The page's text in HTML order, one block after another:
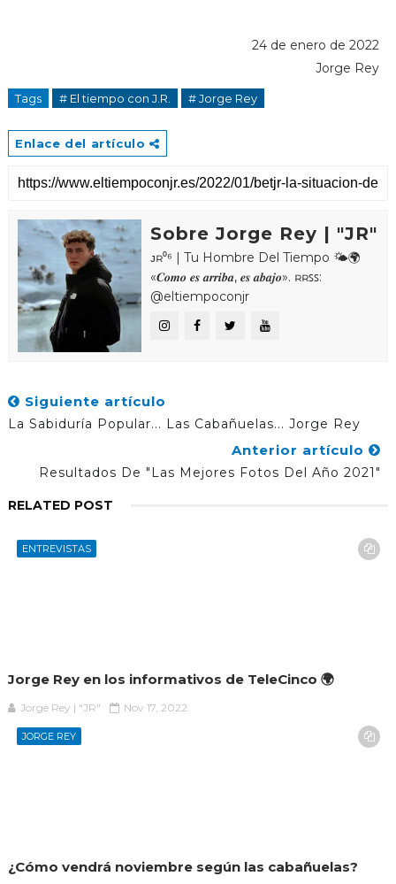
24 de enero de 2022
Jorge Rey
Tags # El tiempo con J.R. # Jorge Rey
Enlace del artículo
Sobre Jorge Rey | "JR"
ᴊʀ⁰⁶ | Tu Hombre Del Tiempo 🌤🌍
«𝑪𝒐𝒎𝒐 𝒆𝒔 𝒂𝒓𝒓𝒊𝒃𝒂, 𝒆𝒔 𝒂𝒃𝒂𝒋𝒐». ʀʀꜱꜱ:
@eltiempoconjr
Siguiente artículo
La Sabiduría Popular... Las Cabañuelas... Jorge Rey
Anterior artículo
Resultados De "Las Mejores Fotos Del Año 2021"
RELATED POST
ENTREVISTAS
Jorge Rey en los informativos de TeleCinco 🌍
Jorge Rey | "JR" Nov 17, 2022
JORGE REY
¿Cómo vendrá noviembre según las cabañuelas?